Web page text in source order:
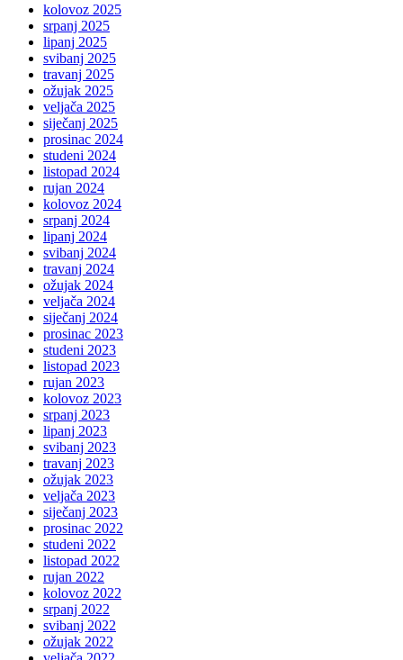
kolovoz 2025
srpanj 2025
lipanj 2025
svibanj 2025
travanj 2025
ožujak 2025
veljača 2025
siječanj 2025
prosinac 2024
studeni 2024
listopad 2024
rujan 2024
kolovoz 2024
srpanj 2024
lipanj 2024
svibanj 2024
travanj 2024
ožujak 2024
veljača 2024
siječanj 2024
prosinac 2023
studeni 2023
listopad 2023
rujan 2023
kolovoz 2023
srpanj 2023
lipanj 2023
svibanj 2023
travanj 2023
ožujak 2023
veljača 2023
siječanj 2023
prosinac 2022
studeni 2022
listopad 2022
rujan 2022
kolovoz 2022
srpanj 2022
svibanj 2022
ožujak 2022